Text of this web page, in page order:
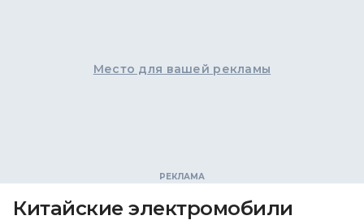
Место для вашей рекламы
Китайские электромобили